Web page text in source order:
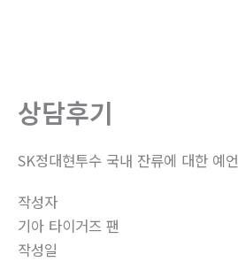
상담후기
SK정대현투수 국내 잔류에 대한 예언
작성자
기아 타이거즈 팬
작성일